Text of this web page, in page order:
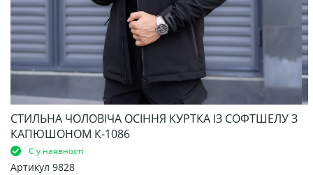
СТИЛЬНА ЧОЛОВІЧА ОСІННЯ КУРТКА ІЗ СОФТШЕЛУ З
КАПЮШОНОМ К-1086
Є у наявності
Артикул 9828